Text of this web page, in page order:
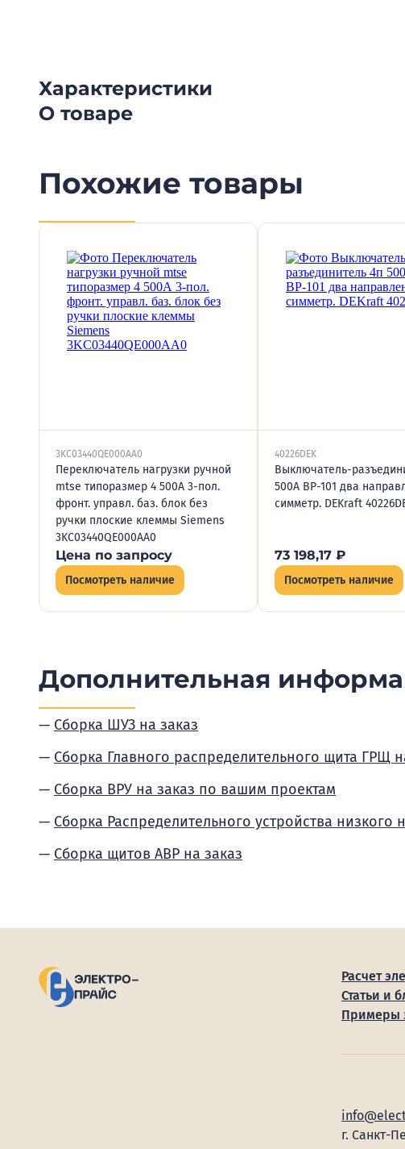
Характеристики
О товаре
Похожие товары
3KC03440QE000AA0
Переключатель нагрузки ручной
mtse типоразмер 4 500А 3-пол.
фронт. управл. баз. блок без
ручки плоские клеммы Siemens
3KC03440QE000AA0
Цена по запросу
Посмотреть наличие
40226DEK
Выключатель-
500А ВР-101 два
симметр. DEKraft
73 198,17 ₽
Посмотреть наличие
Дополнительная
Сборка ШУЗ на заказ
Сборка Главного распределительного щита ГРЩ
Сборка ВРУ на заказ по вашим проектам
Сборка Распределительного устройства
Сборка щитов АВР на заказ
Расчет
Статьи и
Примеры
г. Санкт-